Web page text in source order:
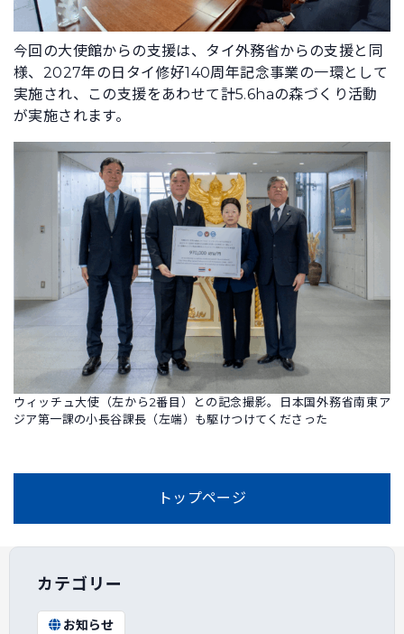
今回の大使館からの支援は、タイ外務省からの支援と同
様、2027年の日タイ修好140周年記念事業の一環として
実施され、この支援をあわせて計5.6haの森づくり活動
が実施されます。
ウィッチュ大使（左から2番目）との記念撮影。日本国外務省南東ア
ジア第一課の小長谷課長（左端）も駆けつけてくださった
トップページ
カテゴリー
お知らせ